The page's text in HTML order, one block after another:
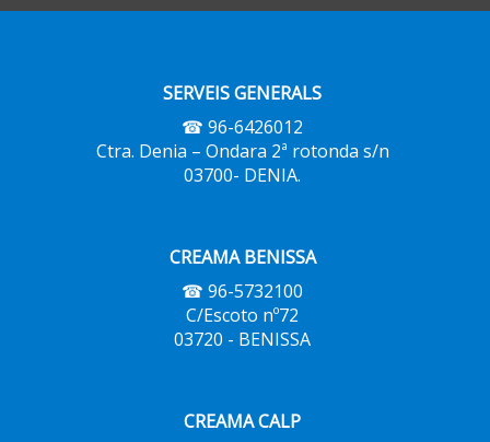
SERVEIS GENERALS
☎ 96-6426012
Ctra. Denia – Ondara 2ª rotonda s/n
03700- DENIA.
CREAMA BENISSA
☎ 96-5732100
C/Escoto nº72
03720 - BENISSA
CREAMA CALP